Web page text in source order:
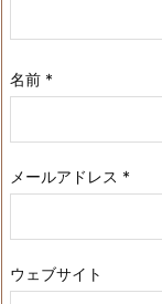
名前 *
メールアドレス *
ウェブサイト